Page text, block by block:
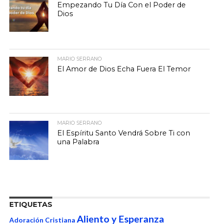
Empezando Tu Día Con el Poder de
Dios
MARIO SERRANO
El Amor de Dios Echa Fuera El Temor
MARIO SERRANO
El Espíritu Santo Vendrá Sobre Ti con
una Palabra
ETIQUETAS
Adoración Cristiana Aliento y Esperanza